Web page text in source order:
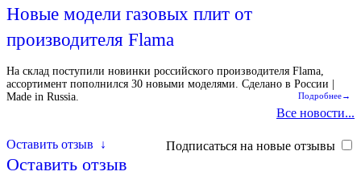
Новые модели газовых плит от
производителя Flama
На склад поступили новинки российского производителя Flama,
ассортимент пополнился 30 новыми моделями. Сделано в России |
Made in Russia.
Подробнее→
Все новости...
Подписаться на новые отзывы
Оставить отзыв ↓
Оставить отзыв